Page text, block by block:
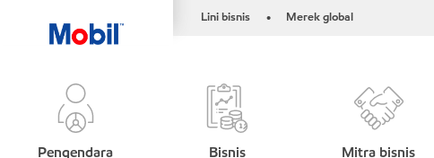
Lini bisnis • Merek global
Pengendara Bisnis Mitra bisnis